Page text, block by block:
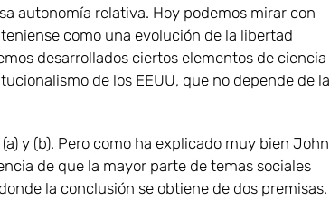
autonomía relativa. Hoy podemos mirar con
como una evolución de la libertad
desarrollados ciertos elementos de ciencia
de los EEUU, que no depende de la
y (b). Pero como ha explicado muy bien John
de que la mayor parte de temas sociales
la conclusión se obtiene de dos premisas.